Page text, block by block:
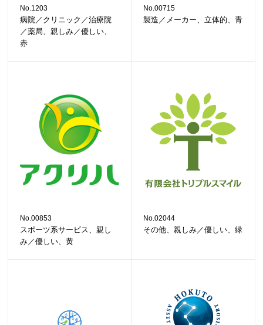
No.1203
病院／クリニック／治療院
／薬局、親しみ／優しい、
赤
No.00715
製造／メーカー、立体的、青
No.00853
スポーツ系サービス、親し
み／優しい、黄
No.02044
その他、親しみ／優しい、緑